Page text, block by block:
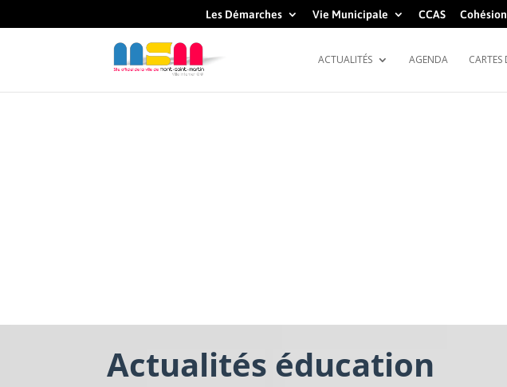
Les Démarches Vie Municipale CCAS
ACTUALITÉS AGENDA CARTES
Actualités éducation